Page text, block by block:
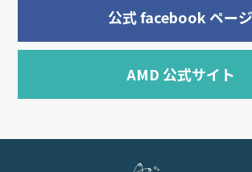
公式 facebook ページ
AMD 公式サイト